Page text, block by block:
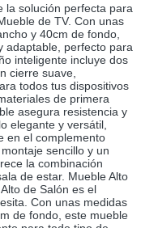
la solución perfecta para
de TV. Con unas
y 40cm de fondo,
adaptable, perfecto para
inteligente incluye dos
cierre suave,
todos tus dispositivos
de primera
asegura resistencia y
elegante y versátil,
en el complemento
sencillo y un
la combinación
de estar. Mueble Alto
de Salón es el
Con unas medidas
de fondo, este mueble